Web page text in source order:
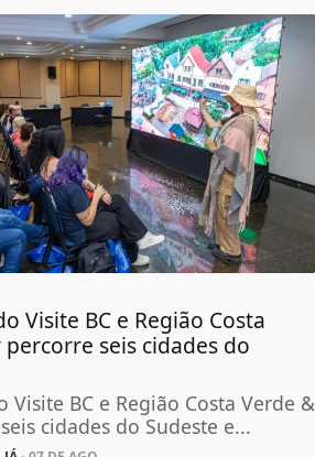
Visite BC e Região Costa
seis cidades do
Visite BC e Região Costa Verde &
cidades do Sudeste e...